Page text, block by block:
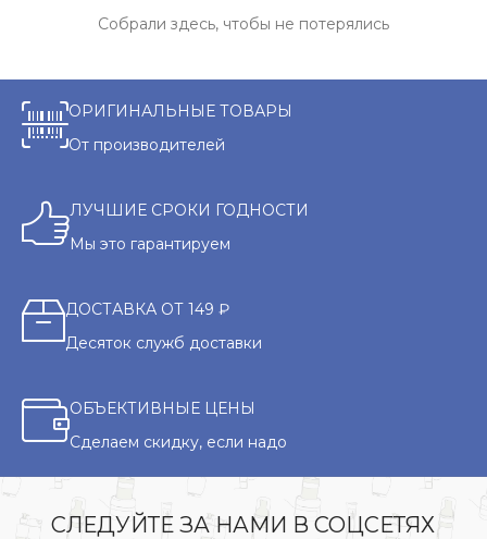
Собрали здесь, чтобы не потерялись
ОРИГИНАЛЬНЫЕ ТОВАРЫ
От производителей
ЛУЧШИЕ СРОКИ ГОДНОСТИ
Мы это гарантируем
ДОСТАВКА ОТ 149 ₽
Десяток служб доставки
ОБЪЕКТИВНЫЕ ЦЕНЫ
Сделаем скидку, если надо
СЛЕДУЙТЕ ЗА НАМИ В СОЦСЕТЯХ